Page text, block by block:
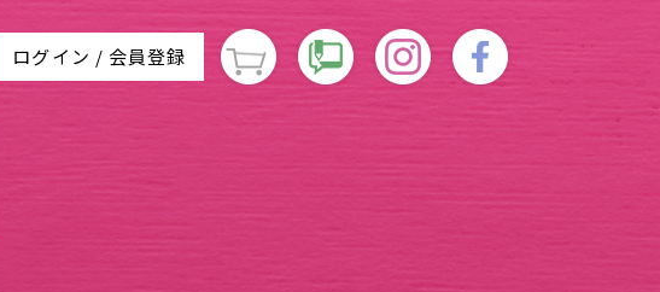
ログイン / 会員登録